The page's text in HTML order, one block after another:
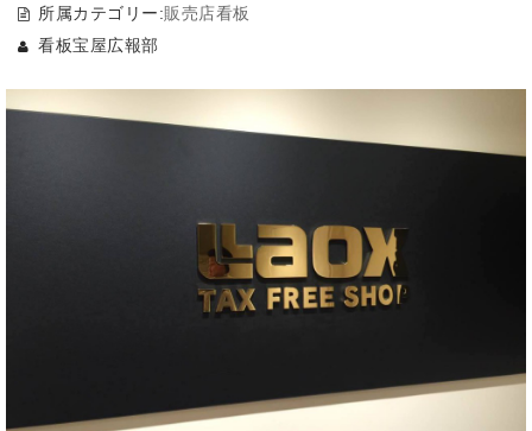
所属カテゴリー:販売店看板
看板宝屋広報部